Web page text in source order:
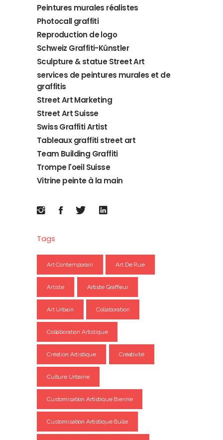
Peintures murales réalistes
Photocall graffiti
Reproduction de logo
Schweiz Graffiti-Künstler
Sculpture & statue Street Art
services de peintures murales et de
graffitis
Street Art Marketing
Street Art Suisse
Swiss Graffiti Artist
Tableaux graffiti street art
Team Building Graffiti
Trompe l'oeil Suisse
Vitrine peinte à la main
Tags
Art Contemporain Art De Rue
Artiste Artiste Graffeur
Art Urbain Collaboration
Collaboration Artistique
Création Artistique Créativité
Culture Urbaine
Customisation Artistique Bienne
Customisation Artistique Bulle